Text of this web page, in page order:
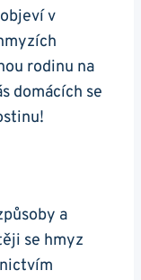
v
rodinu na
domácích se
a
se hmyz